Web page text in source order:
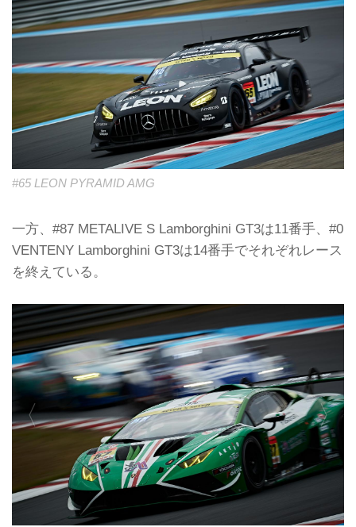
#65 LEON PYRAMID AMG
一方、#87 METALIVE S Lamborghini GT3は11番手、#0
VENTENY Lamborghini GT3は14番手でそれぞれレース
を終えている。